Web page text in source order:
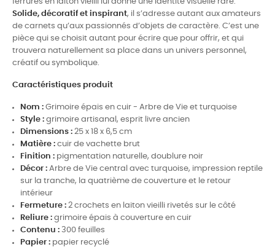
Solide, décoratif et inspirant, il s’adresse autant aux amateurs
de carnets qu’aux passionnés d’objets de caractère. C’est une
pièce qui se choisit autant pour écrire que pour offrir, et qui
trouvera naturellement sa place dans un univers personnel,
créatif ou symbolique.
Caractéristiques produit
Nom : Grimoire épais en cuir - Arbre de Vie et turquoise
Style : grimoire artisanal, esprit livre ancien
Dimensions : 25 x 18 x 6,5 cm
Matière : cuir de vachette brut
Finition : pigmentation naturelle, doublure noir
Décor : Arbre de Vie central avec turquoise, impression reptile
sur la tranche, la quatrième de couverture et le retour
intérieur
Fermeture : 2 crochets en laiton vieilli rivetés sur le côté
Reliure : grimoire épais à couverture en cuir
Contenu : 300 feuilles
Papier : papier recyclé